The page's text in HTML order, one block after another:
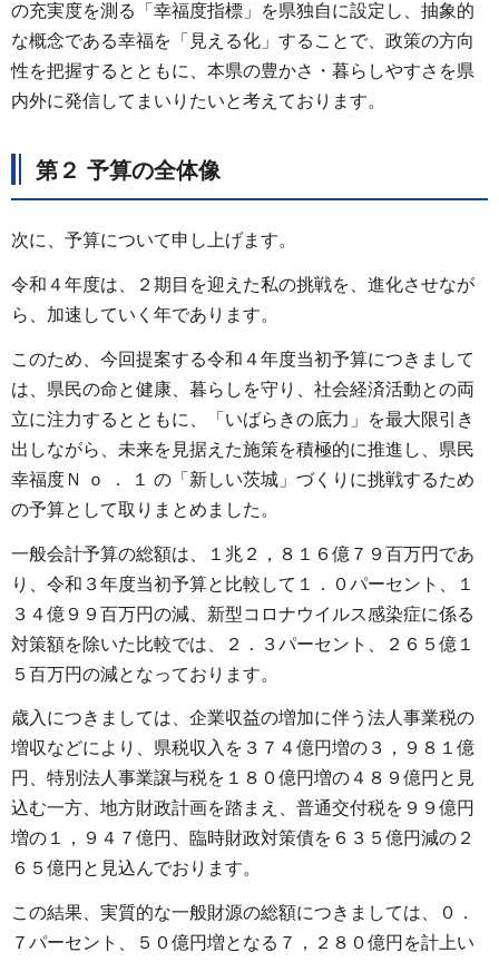
の充実度を測る「幸福度指標」を県独自に設定し、抽象的
な概念である幸福を「見える化」することで、政策の方向
性を把握するとともに、本県の豊かさ・暮らしやすさを県
内外に発信してまいりたいと考えております。
第２ 予算の全体像
次に、予算について申し上げます。
令和４年度は、２期目を迎えた私の挑戦を、進化させなが
ら、加速していく年であります。
このため、今回提案する令和４年度当初予算につきまして
は、県民の命と健康、暮らしを守り、社会経済活動との両
立に注力するとともに、「いばらきの底力」を最大限引き
出しながら、未来を見据えた施策を積極的に推進し、県民
幸福度Ｎ ｏ ． １ の「新しい茨城」づくりに挑戦するため
の予算として取りまとめました。
一般会計予算の総額は、１兆２，８１６億７９百万円であ
り、令和３年度当初予算と比較して１．０パーセント、１
３４億９９百万円の減、新型コロナウイルス感染症に係る
対策額を除いた比較では、２．３パーセント、２６５億１
５百万円の減となっております。
歳入につきましては、企業収益の増加に伴う法人事業税の
増収などにより、県税収入を３７４億円増の３，９８１億
円、特別法人事業譲与税を１８０億円増の４８９億円と見
込む一方、地方財政計画を踏まえ、普通交付税を９９億円
増の１，９４７億円、臨時財政対策債を６３５億円減の２
６５億円と見込んでおります。
この結果、実質的な一般財源の総額につきましては、０．
７パーセント、５０億円増となる７，２８０億円を計上い